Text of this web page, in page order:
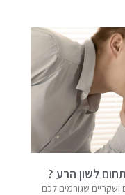
לשון הרע ?
שגורמים לכם